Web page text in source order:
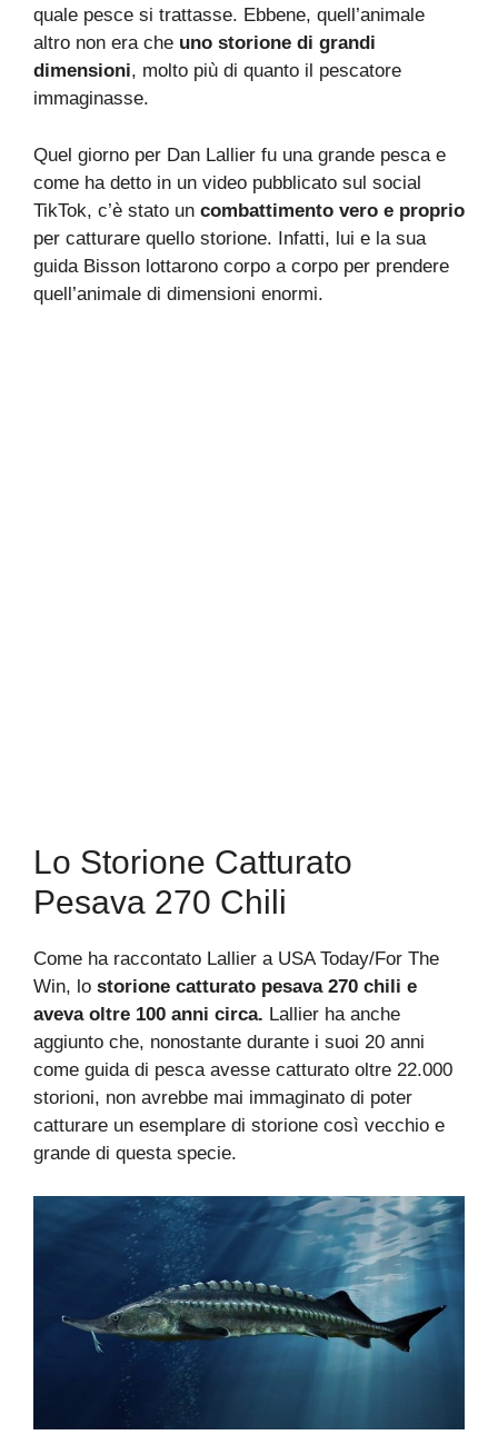
quale pesce si trattasse. Ebbene, quell’animale
altro non era che uno storione di grandi
dimensioni, molto più di quanto il pescatore
immaginasse.
Quel giorno per Dan Lallier fu una grande pesca e
come ha detto in un video pubblicato sul social
TikTok, c’è stato un combattimento vero e proprio
per catturare quello storione. Infatti, lui e la sua
guida Bisson lottarono corpo a corpo per prendere
quell’animale di dimensioni enormi.
Lo Storione Catturato
Pesava 270 Chili
Come ha raccontato Lallier a USA Today/For The
Win, lo storione catturato pesava 270 chili e
aveva oltre 100 anni circa. Lallier ha anche
aggiunto che, nonostante durante i suoi 20 anni
come guida di pesca avesse catturato oltre 22.000
storioni, non avrebbe mai immaginato di poter
catturare un esemplare di storione così vecchio e
grande di questa specie.